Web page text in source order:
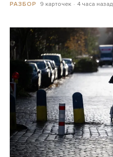
РАЗБОР 9 карточек 4 часа назад